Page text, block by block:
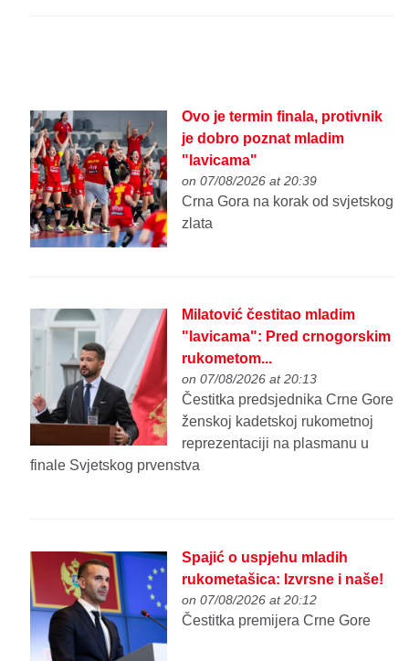
Ovo je termin finala, protivnik
je dobro poznat mladim
"lavicama"
on 07/08/2026 at 20:39
Crna Gora na korak od svjetskog
zlata
Milatović čestitao mladim
"lavicama": Pred crnogorskim
rukometom...
on 07/08/2026 at 20:13
Čestitka predsjednika Crne Gore
ženskoj kadetskoj rukometnoj
reprezentaciji na plasmanu u
finale Svjetskog prvenstva
Spajić o uspjehu mladih
rukometašica: Izvrsne i naše!
on 07/08/2026 at 20:12
Čestitka premijera Crne Gore